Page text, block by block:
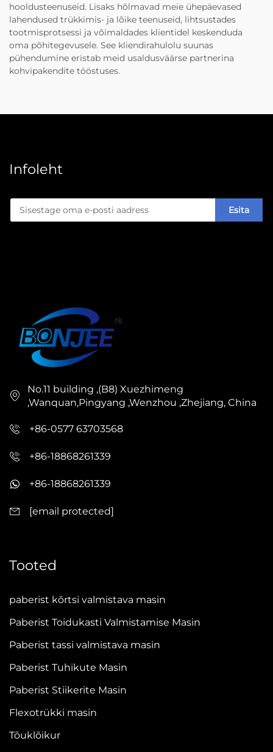
hooldusteenuseid. Lisaks hõlmavad meie ühepäevased
lahendused trükkimis- ja lõike teenuseid, lihtsustades
tootmisprotsessi ja võimaldades klientidel keskenduda
oma põhitegevusele. See kliendirahulolu suunas
pühendumine eristab meid usaldusväärse partnerina
kohvipakendite tööstuses.
Infoleht
Esita
No.11 building ,(B8) Xuezhimeng
,Wanquan,Pingyang ,Wenzhou ,Zhejiang, China
+86-0577 63703568
+86-18868261339
+86-18868261339
[email protected]
Tooted
paberist kõrtsi valmistava masin
Paberist Toidukasti Valmistamise Masin
Paberist tassi valmistava masin
Paberist Tuhikute Masin
Paberist Stiikerite Masin
Flexotrükki masin
Tõuklõikur